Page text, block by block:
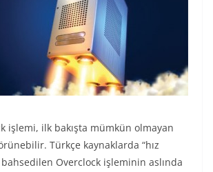
işlemi, ilk bakışta mümkün olmayan
Türkçe kaynaklarda “hız
bahsedilen Overclock işleminin aslında